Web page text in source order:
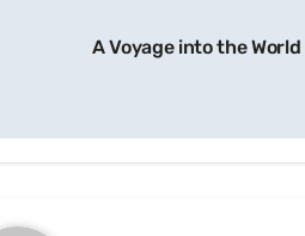
A Voyage into the